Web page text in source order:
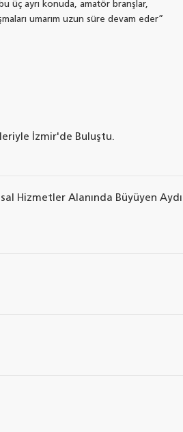
üç ayrı konuda, amatör branşlar,
umarım uzun süre devam eder”
İzmir'de Buluştu.
Hizmetler Alanında Büyüyen